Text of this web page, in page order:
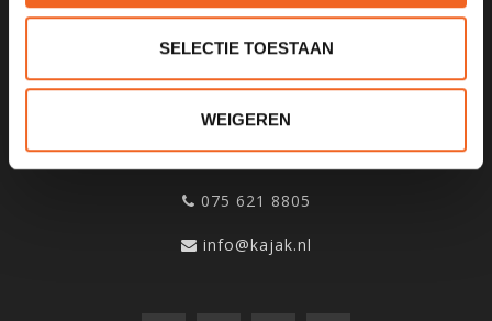
SELECTIE TOESTAAN
WEIGEREN
KANOCENTRUM ARJAN BLOEM
1531MD
Wormer
075 621 8805
info@kajak.nl